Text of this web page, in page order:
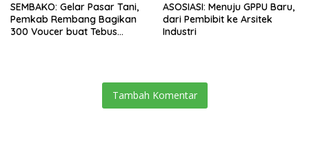
SEMBAKO: Gelar Pasar Tani,
Pemkab Rembang Bagikan
300 Voucer buat Tebus
ASOSIASI: Menuju GPPU Baru,
dari Pembibit ke Arsitek
Industri
Tambah Komentar